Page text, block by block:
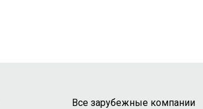
Все зарубежные компании